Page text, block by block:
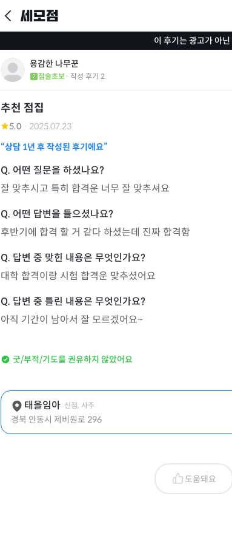
이 후기는 광고가 아닌
용감한 나무꾼
점술초보· 작성 후기 2
추천 점집
5.0 · 2025.07.23
“상담 1년 후 작성된 후기에요”
잘 맞추시고 특히 합격운 너무 잘 맞추셔요
후반기에 합격 할 거 같다 하셨는데 진짜 합격함
대학 합격이랑 시험 합격운 맞추셨어요
아직 기간이 남아서 잘 모르겠어요~
굿/부적/기도를 권유하지 않았어요
태을임아 신점, 사주
경북 안동시 제비원로 296
도움돼요